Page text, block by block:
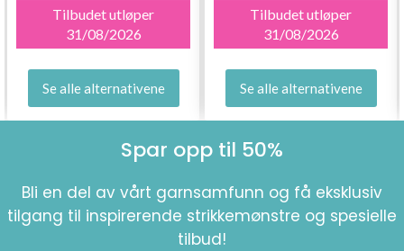
Tilbudet utløper
31/08/2026
Se alle alternativene
Tilbudet utløper
31/08/2026
Se alle alternativene
Spar opp til 50%
Bli en del av vårt garnsamfunn og få eksklusiv
tilgang til inspirerende strikkemønstre og spesielle
tilbud!